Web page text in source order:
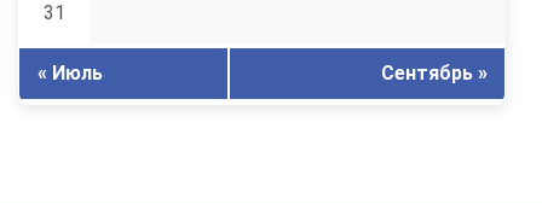
31
« Июль Сентябрь »